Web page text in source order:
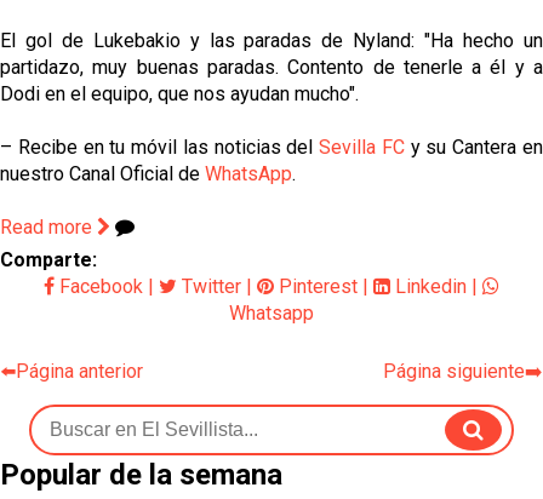
El gol de Lukebakio y las paradas de Nyland: "Ha hecho un
partidazo, muy buenas paradas. Contento de tenerle a él y a
Dodi en el equipo, que nos ayudan mucho".
– Recibe en tu móvil las noticias delSevilla FCy su Cantera en
nuestro Canal Oficial de WhatsApp.
Read more
Comparte:
Facebook | Twitter | Pinterest | Linkedin |
Whatsapp
⬅️Página anterior Página siguiente➡️
Popular de la semana